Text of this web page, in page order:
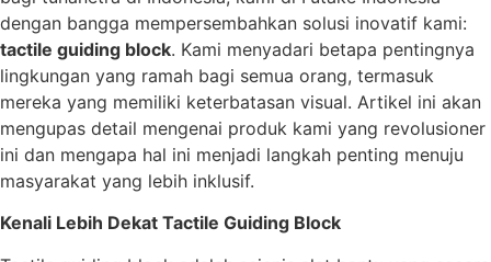
dengan bangga mempersembahkan solusi inovatif kami:
tactile guiding block. Kami menyadari betapa pentingnya
lingkungan yang ramah bagi semua orang, termasuk
mereka yang memiliki keterbatasan visual. Artikel ini akan
mengupas detail mengenai produk kami yang revolusioner
ini dan mengapa hal ini menjadi langkah penting menuju
masyarakat yang lebih inklusif.
Kenali Lebih Dekat Tactile Guiding Block